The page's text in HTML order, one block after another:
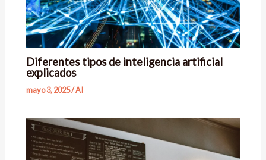
Diferentes tipos de inteligencia artificial
explicados
mayo 3, 2025/AI